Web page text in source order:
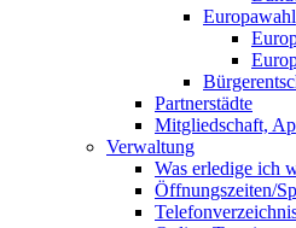
Europawahl
Partnerstädte
Mitgliedschaft,
Verwaltung
Was erledige ich
Öffnungszeiten/